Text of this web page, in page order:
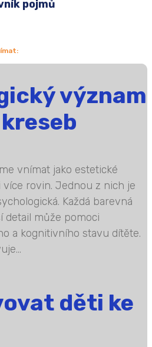
pojmů
význam
vnímat jako estetické
více rovin. Jednou z nich je
Každá barevná
detail může pomoci
a kognitivního stavu dítěte.
děti ke